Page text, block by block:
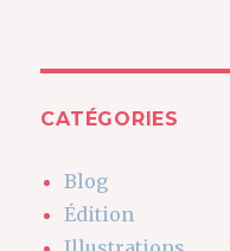
CATÉGORIES
Blog
Édition